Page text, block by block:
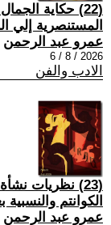
(22) حكاية
المستنصرية إلي
عمرو عبد الرحمن
2026 / 8 / 6
الادب والفن
(23) نظريات
الكوانتم
عمرو عبد الرحمن